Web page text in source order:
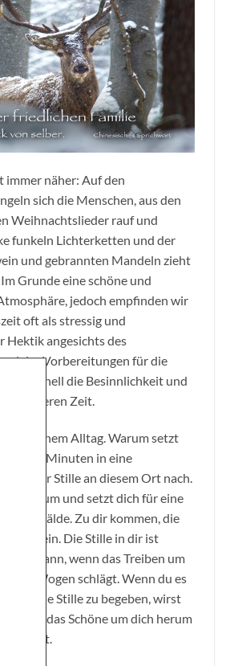
näher: Auf den
sich die Menschen, aus den
Weihnachtslieder rauf und
funkeln Lichterketten und der
und gebrannten Mandeln zieht
Grunde eine schöne und
jedoch empfinden wir
oft als stressig und
Hektik angesichts des
der Vorbereitungen für die
wir schnell die Besinnlichkeit und
besonderen Zeit.
in deinem Alltag. Warum setzt
für 10 Minuten in eine
der Stille an diesem Ort nach.
Museum und setzt dich für eine
Gemälde. Zu dir kommen, die
bei dir sein. Die Stille in dir ist
dann, wenn das Treiben um
Wogen schlägt. Wenn du es
eigene Stille zu begeben, wirst
das Schöne um dich herum
kannst.